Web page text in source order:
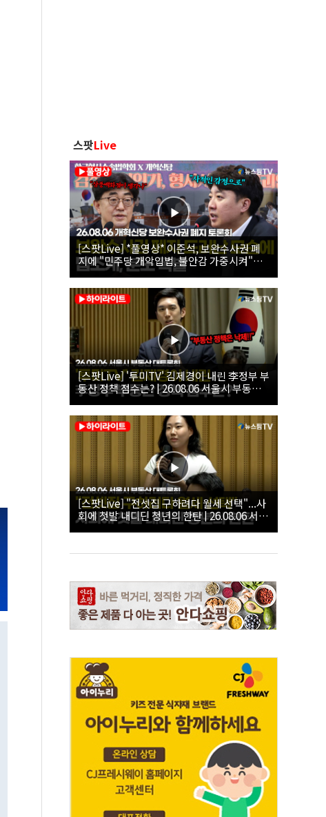
스팟Live
[스팟Live] *풀영상* 이준석, 보완수사권 폐
지에 "민주당 개악입법, 불안감 가중시켜"｜
26.08.06 개혁신당 보완수사권 폐지 토론회
[스팟Live] '투미TV' 김제경이 내린 李정부 부
동산 정책 점수는? | 26.08.06 서울시 부동산
대토론회
[스팟Live] "전셋집 구하려다 월세 선택"...사
회에 첫발 내디딘 청년의 한탄 | 26.08.06 서울
시 부동산 대토론회